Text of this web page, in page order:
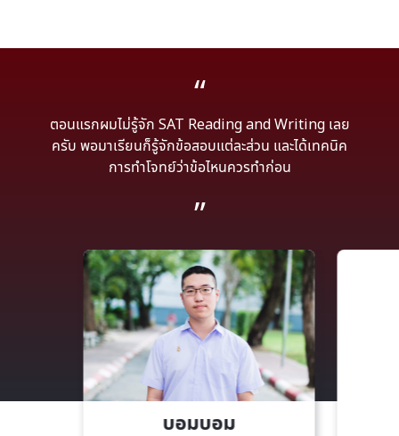
ตอนแรกผมไม่รู้จัก SAT Reading and Writing เลย
ครับ พอมาเรียนก็รู้จักข้อสอบแต่ละส่วน และได้เทคนิค
การทำโจทย์ว่าข้อไหนควรทำก่อน
บอมบอม